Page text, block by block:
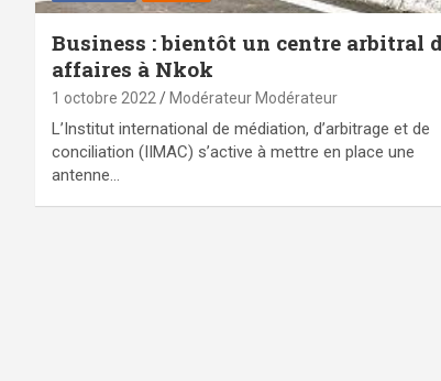
Business : bientôt un centre arbitral
affaires à Nkok
1 octobre 2022 Modérateur Modérateur
L’Institut international de médiation, d’arbitrage et de
conciliation (IIMAC) s’active à mettre en place une
antenne…